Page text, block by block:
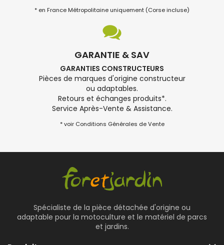
* en France Métropolitaine uniquement (Corse incluse)
GARANTIE & SAV
GARANTIES CONSTRUCTEURS
Pièces de marques d'origine constructeur
ou adaptables.
Retours et échanges produits*.
Service Après-Vente & Assistance.
* voir Conditions Générales de Vente
Spécialiste de la pièce détachée d'origine ou
adaptable pour la motoculture et le matériel de parcs
et jardins.